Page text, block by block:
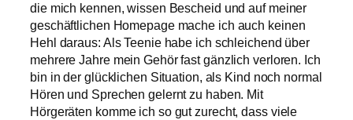
die mich kennen, wissen Bescheid und auf meiner
geschäftlichen Homepage mache ich auch keinen
Hehl daraus: Als Teenie habe ich schleichend über
mehrere Jahre mein Gehör fast gänzlich verloren. Ich
bin in der glücklichen Situation, als Kind noch normal
Hören und Sprechen gelernt zu haben. Mit
Hörgeräten komme ich so gut zurecht, dass viele